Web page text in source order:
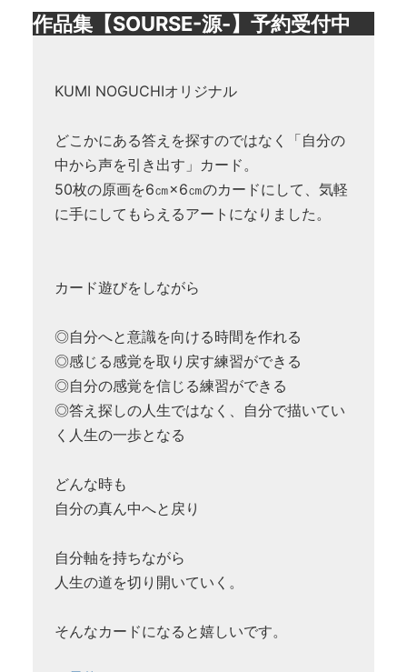
作品集【SOURSE-源-】予約受付中
KUMI NOGUCHIオリジナル
どこかにある答えを探すのではなく「自分の
中から声を引き出す」カード。
50枚の原画を6㎝×6㎝のカードにして、気軽
に手にしてもらえるアートになりました。
カード遊びをしながら
◎自分へと意識を向ける時間を作れる
◎感じる感覚を取り戻す練習ができる
◎自分の感覚を信じる練習ができる
◎答え探しの人生ではなく、自分で描いてい
く人生の一歩となる
どんな時も
自分の真ん中へと戻り
自分軸を持ちながら
人生の道を切り開いていく。
そんなカードになると嬉しいです。